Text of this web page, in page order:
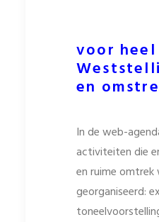
voor heel
en
In de web-
activiteiten die
en ruime omtrek
georganiseerd: